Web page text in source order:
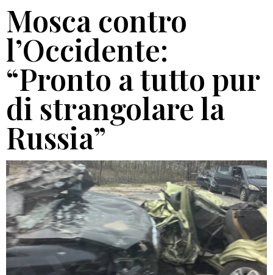
Mosca contro
l’Occidente:
“Pronto a tutto pur
di strangolare la
Russia”